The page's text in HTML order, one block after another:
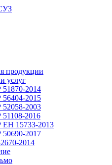
продукции
услуг
2014
2015
2003
2016
15733-2013
2017
2014